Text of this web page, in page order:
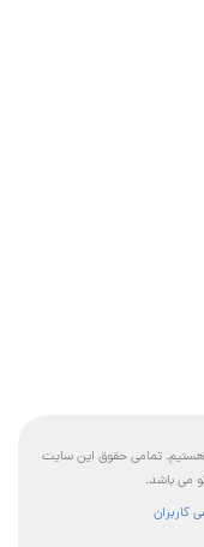
هستیم. تمامی حقوق این سایت
می باشد.